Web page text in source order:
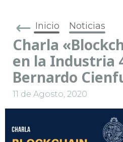
Inicio Noticias
Charla
en la Industria
Bernardo
11 de Agosto, 2020